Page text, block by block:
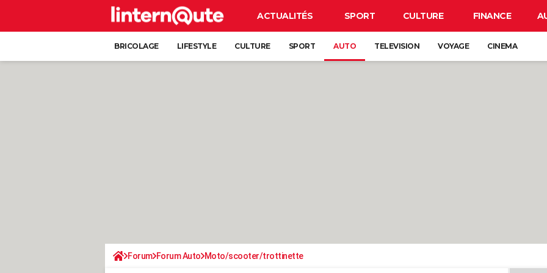
ACTUALITÉS SPORT CULTURE FINANCE
BRICOLAGE LIFESTYLE CULTURE SPORT AUTO TELEVISION VOYAGE CINEMA
Forum Forum Auto Moto/scooter/trottinette